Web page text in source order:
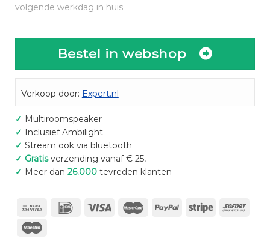
volgende werkdag in huis
Bestel in webshop
Verkoop door: Expert.nl
✓ Multiroomspeaker
✓ Inclusief Ambilight
✓ Stream ook via bluetooth
✓ Gratisverzending vanaf € 25,-
✓ Meer dan 26.000tevreden klanten